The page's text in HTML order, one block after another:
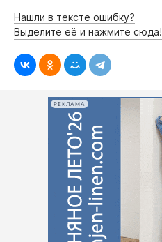
Нашли в тексте ошибку?
Выделите её и нажмите сюда!
РЕКЛАМА